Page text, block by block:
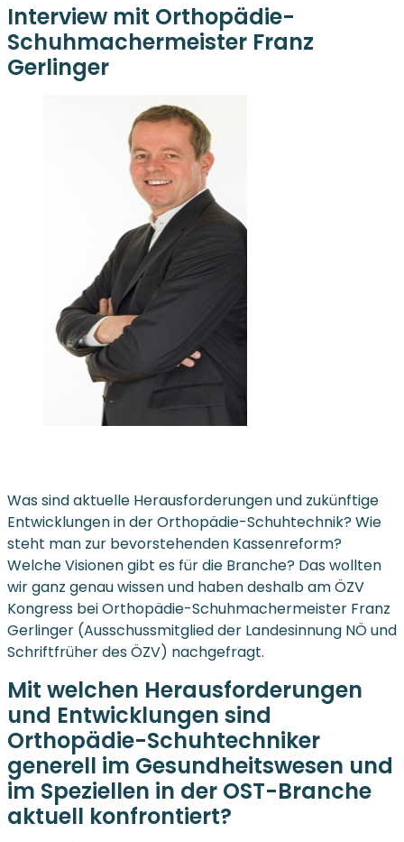
Interview mit Orthopädie-
Schuhmachermeister Franz
Gerlinger
Was sind aktuelle Herausforderungen und zukünftige
Entwicklungen in der Orthopädie-Schuhtechnik? Wie
steht man zur bevorstehenden Kassenreform?
Welche Visionen gibt es für die Branche? Das wollten
wir ganz genau wissen und haben deshalb am ÖZV
Kongress bei Orthopädie-Schuhmachermeister Franz
Gerlinger (Ausschussmitglied der Landesinnung NÖ und
Schriftfrüher des ÖZV) nachgefragt.
Mit welchen Herausforderungen
und Entwicklungen sind
Orthopädie-Schuhtechniker
generell im Gesundheitswesen und
im Speziellen in der OST-Branche
aktuell konfrontiert?